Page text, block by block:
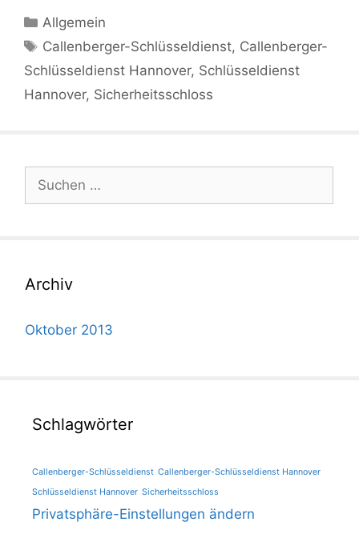
Kategorien
Allgemein
Schlagwörter
Callenberger-Schlüsseldienst, Callenberger-
Schlüsseldienst Hannover, Schlüsseldienst
Hannover, Sicherheitsschloss
nach:
Archiv
Oktober 2013
Schlagwörter
Callenberger-Schlüsseldienst Callenberger-Schlüsseldienst Hannover
Schlüsseldienst Hannover Sicherheitsschloss
Privatsphäre-Einstellungen ändern